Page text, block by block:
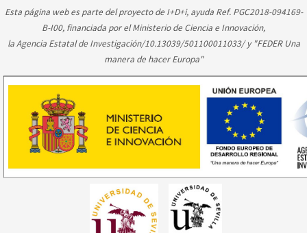
Esta página web es parte del proyecto de I+D+i, ayuda Ref. PGC2018-094169-
B-I00, financiada por el Ministerio de Ciencia e Innovación,
la Agencia Estatal de Investigación/10.13039/501100011033/ y "FEDER Una
manera de hacer Europa"